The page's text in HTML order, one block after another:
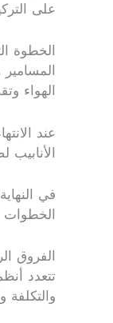
على
الخطوة
الهواء
عند
في
الخطوات
الفروق
تتعدد
والتكلفة